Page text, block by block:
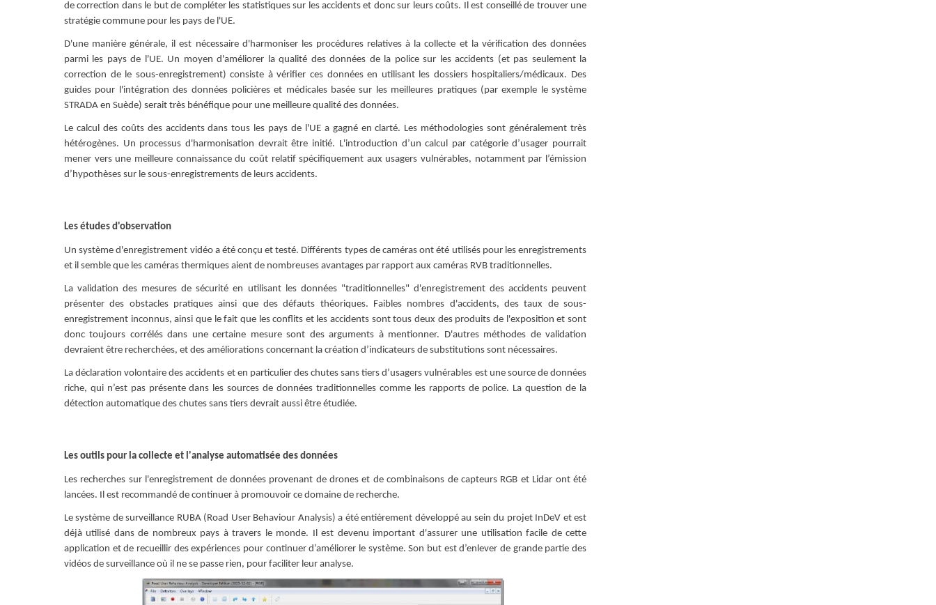
de correction dans le but de compléter les statistiques sur les accidents et donc sur leurs coûts. Il est conseillé de trouver une
stratégie commune pour les pays de l'UE.
D'une manière générale, il est nécessaire d'harmoniser les procédures relatives à la collecte et la vérification des données
parmi les pays de l'UE. Un moyen d'améliorer la qualité des données de la police sur les accidents (et pas seulement la
correction de le sous-enregistrement) consiste à vérifier ces données en utilisant les dossiers hospitaliers/médicaux. Des
guides pour l'intégration des données policières et médicales basée sur les meilleures pratiques (par exemple le système
STRADA en Suède) serait très bénéfique pour une meilleure qualité des données.
Le calcul des coûts des accidents dans tous les pays de l'UE a gagné en clarté. Les méthodologies sont généralement très
hétérogènes. Un processus d'harmonisation devrait être initié. L'introduction d’un calcul par catégorie d’usager pourrait
mener vers une meilleure connaissance du coût relatif spécifiquement aux usagers vulnérables, notamment par l’émission
d’hypothèses sur le sous-enregistrements de leurs accidents.
Les études d'observation
Un système d'enregistrement vidéo a été conçu et testé. Différents types de caméras ont été utilisés pour les enregistrements
et il semble que les caméras thermiques aient de nombreuses avantages par rapport aux caméras RVB traditionnelles.
La validation des mesures de sécurité en utilisant les données "traditionnelles" d'enregistrement des accidents peuvent
présenter des obstacles pratiques ainsi que des défauts théoriques. Faibles nombres d'accidents, des taux de sous-
enregistrement inconnus, ainsi que le fait que les conflits et les accidents sont tous deux des produits de l'exposition et sont
donc toujours corrélés dans une certaine mesure sont des arguments à mentionner. D'autres méthodes de validation
devraient être recherchées, et des améliorations concernant la création d’indicateurs de substitutions sont nécessaires.
La déclaration volontaire des accidents et en particulier des chutes sans tiers d’usagers vulnérables est une source de données
riche, qui n’est pas présente dans les sources de données traditionnelles comme les rapports de police. La question de la
détection automatique des chutes sans tiers devrait aussi être étudiée.
Les outils pour la collecte et l'analyse automatisée des données
Les recherches sur l'enregistrement de données provenant de drones et de combinaisons de capteurs RGB et Lidar ont été
lancées. Il est recommandé de continuer à promouvoir ce domaine de recherche.
Le système de surveillance RUBA (Road User Behaviour Analysis) a été entièrement développé au sein du projet InDeV et est
déjà utilisé dans de nombreux pays à travers le monde. Il est devenu important d'assurer une utilisation facile de cette
application et de recueillir des expériences pour continuer d’améliorer le système. Son but est d’enlever de grande partie des
vidéos de surveillance où il ne se passe rien, pour faciliter leur analyse.